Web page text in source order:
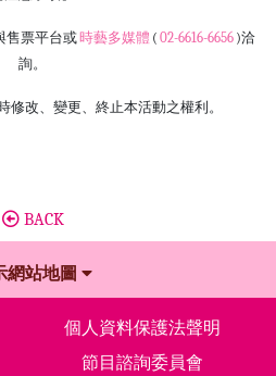
售票平台或 時藝多媒體 ( 02-6616-6656 )洽
詢。
修改、變更、終止本活動之權利。
BACK
網站地圖
個人資料保護法聲明
節目諮詢委員會